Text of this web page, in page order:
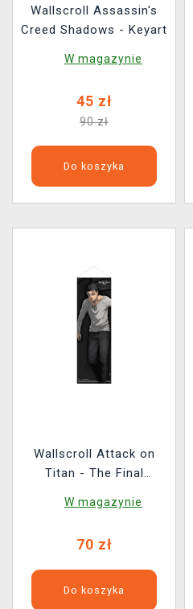
Wallscroll Assassin's
Creed Shadows - Keyart
W magazynie
45 zł
90 zł
Do koszyka
Wallscroll Attack on
Titan - The Final
W magazynie
70 zł
Do koszyka